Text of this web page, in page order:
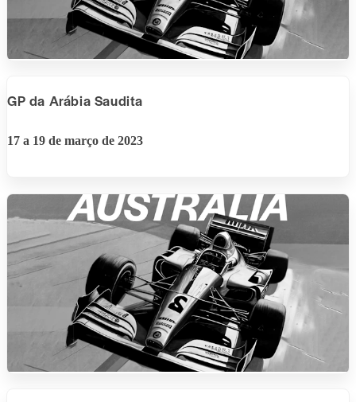
GP da Arábia Saudita
17 a 19 de março de 2023